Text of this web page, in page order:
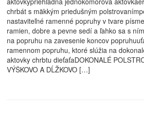
chrbát s mäkkým priedušným
nastaviteľné ramenné popruhy v tvare
ramien, dobre a pevne sedí a ľahko sa s
na popruhu na zavesenie koncov
ramennom popruhu, ktoré slúžia na
aktovky chrbtu dieťaťaDOKONALÉ
VÝŠKOVO A DĹŽKOVO […]